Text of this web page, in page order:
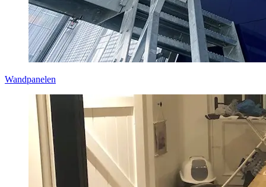
Wandpanelen